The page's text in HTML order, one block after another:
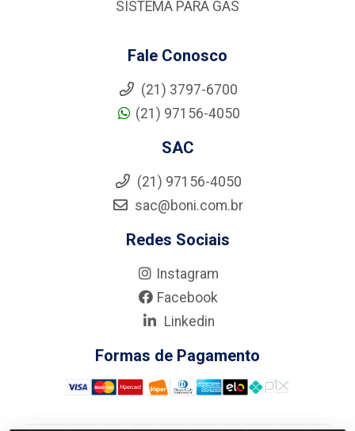
SISTEMA PARA GÁS
Fale Conosco
(21) 3797-6700
(21) 97156-4050
SAC
(21) 97156-4050
sac@boni.com.br
Redes Sociais
Instagram
Facebook
Linkedin
Formas de Pagamento